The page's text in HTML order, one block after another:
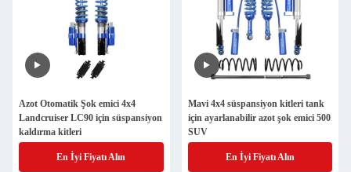
Azot Otomatik Şok emici 4x4
Landcruiser LC90 için süspansiyon
kaldırma kitleri
En İyi Fiyatı Alın
Mavi 4x4 süspansiyon kitleri tank
için ayarlanabilir azot şok emici 500
SUV
En İyi Fiyatı Alın